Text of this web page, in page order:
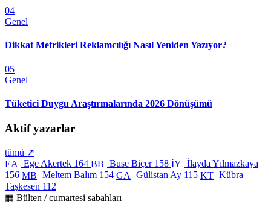
04
Genel
Dikkat Metrikleri Reklamcılığı Nasıl Yeniden Yazıyor?
05
Genel
Tüketici Duygu Araştırmalarında 2026 Dönüşümü
Aktif yazarlar
tümü ↗
EA
Ege Akertek 164 BB Buse Biçer 158 İY İlayda Yılmazkaya
156 MB Meltem Balım 154 GA Gülistan Ay 115 KT Kübra
Taşkesen 112
▦ Bülten / cumartesi sabahları